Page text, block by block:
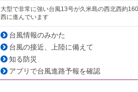
大型で非常に強い台風13号が久米島の西北西約
西に進んでいます
台風情報のみかた
台風の接近、上陸に備えて
知る防災
アプリで台風進路予報を確認